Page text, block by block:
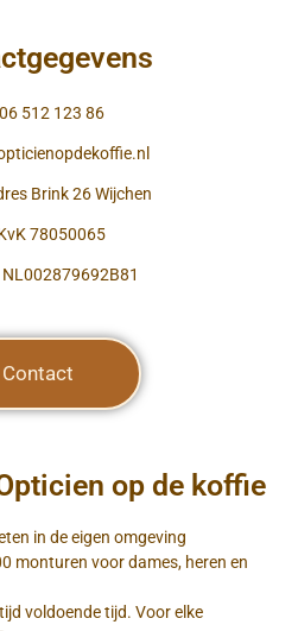
06 512 123 86
Brink 26 Wijchen
78050065
NL002879692B81
Contact
op de koffie
in de eigen omgeving
monturen voor dames, heren en
voldoende tijd. Voor elke